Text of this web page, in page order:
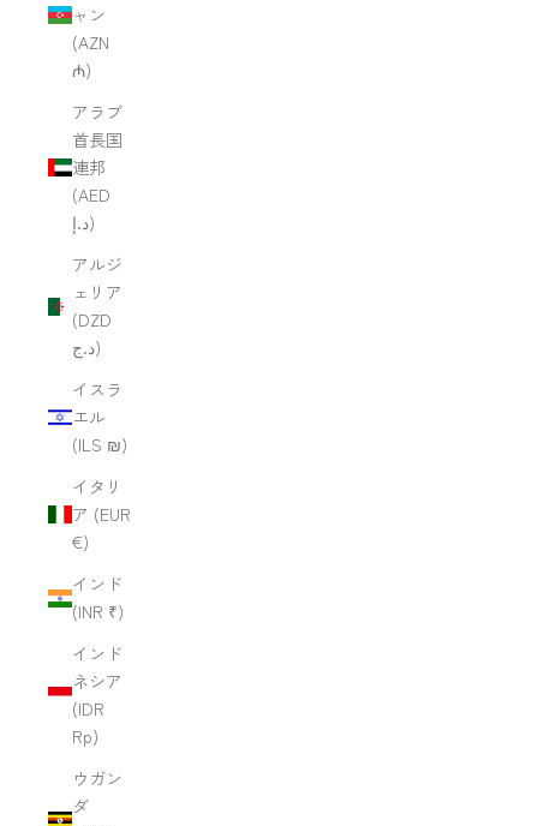
ャン
(AZN
₼)
アラブ
首長国
連邦
(AED
د.إ)
アルジ
ェリア
(DZD
د.ج)
イスラ
エル
(ILS ₪)
イタリ
ア (EUR
€)
インド
(INR ₹)
インド
ネシア
(IDR
Rp)
ウガン
ダ